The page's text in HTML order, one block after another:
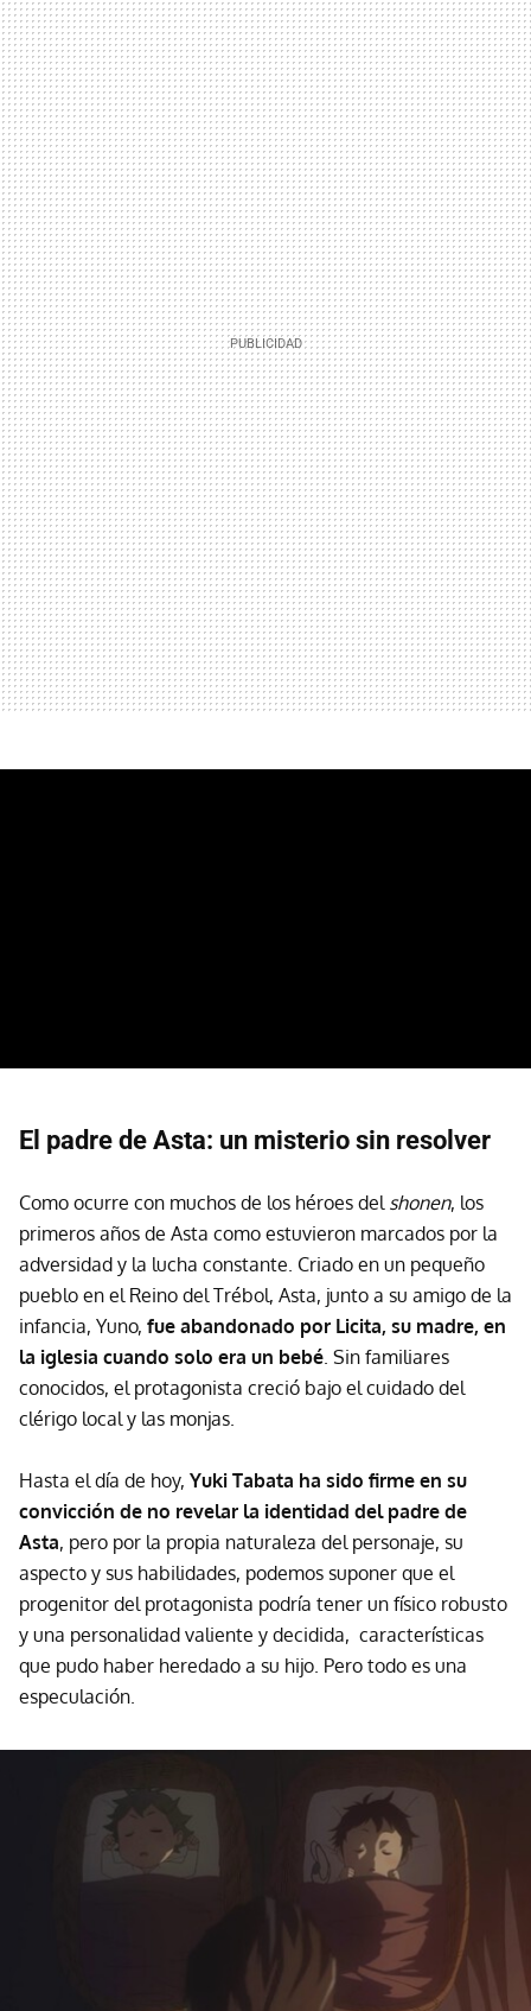
El padre de Asta: un misterio sin resolver
Como ocurre con muchos de los héroes del shonen, los
primeros años de Asta como estuvieron marcados por la
adversidad y la lucha constante. Criado en un pequeño
pueblo en el Reino del Trébol, Asta, junto a su amigo de la
infancia, Yuno, fue abandonado por Licita, su madre, en
la iglesia cuando solo era un bebé. Sin familiares
conocidos, el protagonista creció bajo el cuidado del
clérigo local y las monjas.
Hasta el día de hoy, Yuki Tabata ha sido firme en su
convicción de no revelar la identidad del padre de
Asta, pero por la propia naturaleza del personaje, su
aspecto y sus habilidades, podemos suponer que el
progenitor del protagonista podría tener un físico robusto
y una personalidad valiente y decidida, características
que pudo haber heredado a su hijo. Pero todo es una
especulación.